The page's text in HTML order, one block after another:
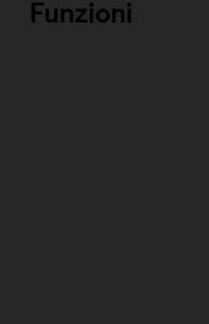
Funzioni